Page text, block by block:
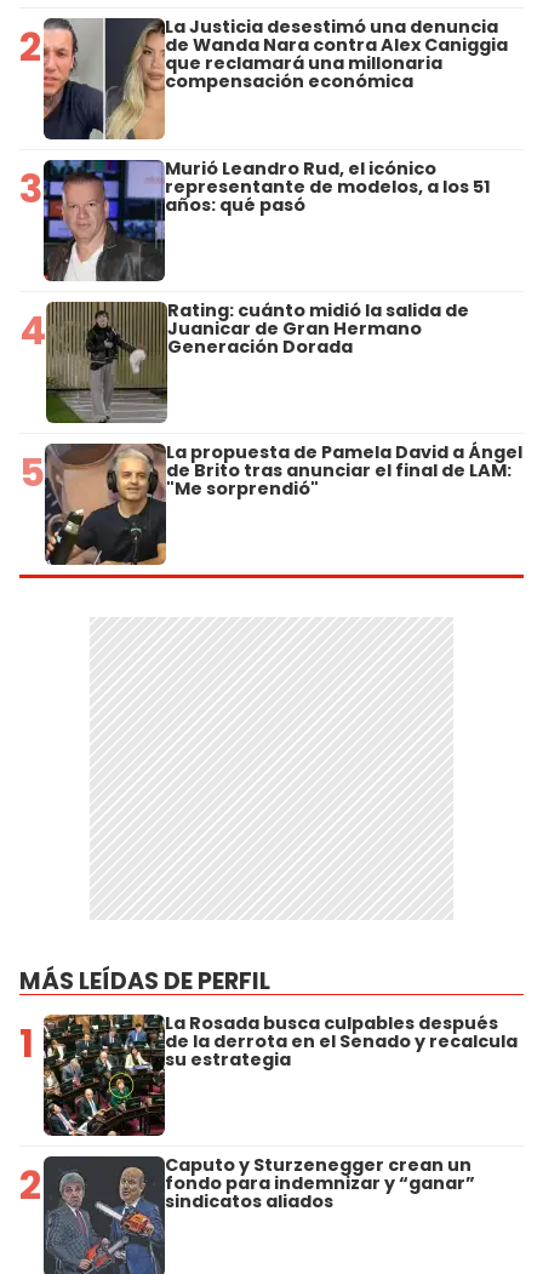
2 La Justicia desestimó una denuncia
de Wanda Nara contra Alex Caniggia
que reclamará una millonaria
compensación económica
3 Murió Leandro Rud, el icónico
representante de modelos, a los 51
años: qué pasó
4 Rating: cuánto midió la salida de
Juanicar de Gran Hermano
Generación Dorada
5 La propuesta de Pamela David a Ángel
de Brito tras anunciar el final de LAM:
"Me sorprendió"
MÁS LEÍDAS DE PERFIL
1 La Rosada busca culpables después
de la derrota en el Senado y recalcula
su estrategia
2 Caputo y Sturzenegger crean un
fondo para indemnizar y “ganar”
sindicatos aliados